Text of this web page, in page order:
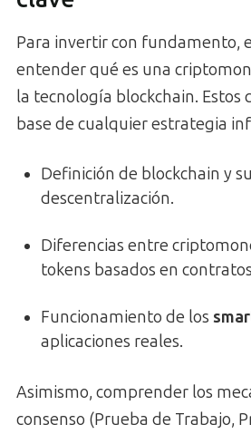
Para invertir con fundamento,
entender qué es una
la tecnología blockchain. Estos
base de cualquier estrategia
Definición de blockchain y
descentralización.
Diferencias entre
tokens basados en
Funcionamiento de los
aplicaciones reales.
Asimismo, comprender los
consenso (Prueba de Trabajo,